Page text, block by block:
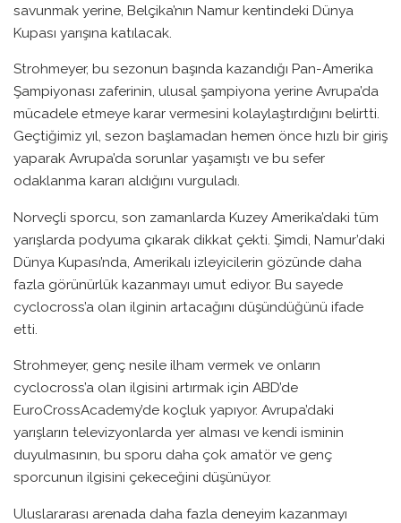
savunmak yerine, Belçika’nın Namur kentindeki Dünya
Kupası yarışına katılacak.
Strohmeyer, bu sezonun başında kazandığı Pan-Amerika
Şampiyonası zaferinin, ulusal şampiyona yerine Avrupa’da
mücadele etmeye karar vermesini kolaylaştırdığını belirtti.
Geçtiğimiz yıl, sezon başlamadan hemen önce hızlı bir giriş
yaparak Avrupa’da sorunlar yaşamıştı ve bu sefer
odaklanma kararı aldığını vurguladı.
Norveçli sporcu, son zamanlarda Kuzey Amerika’daki tüm
yarışlarda podyuma çıkarak dikkat çekti. Şimdi, Namur’daki
Dünya Kupası’nda, Amerikalı izleyicilerin gözünde daha
fazla görünürlük kazanmayı umut ediyor. Bu sayede
cyclocross’a olan ilginin artacağını düşündüğünü ifade
etti.
Strohmeyer, genç nesile ilham vermek ve onların
cyclocross’a olan ilgisini artırmak için ABD’de
EuroCrossAcademy’de koçluk yapıyor. Avrupa’daki
yarışların televizyonlarda yer alması ve kendi isminin
duyulmasının, bu sporu daha çok amatör ve genç
sporcunun ilgisini çekeceğini düşünüyor.
Uluslararası arenada daha fazla deneyim kazanmayı